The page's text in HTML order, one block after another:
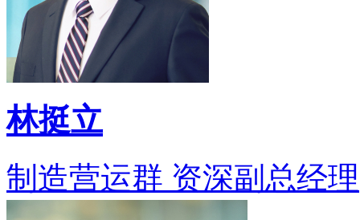
林挺立
制造营运群 资深副总经理